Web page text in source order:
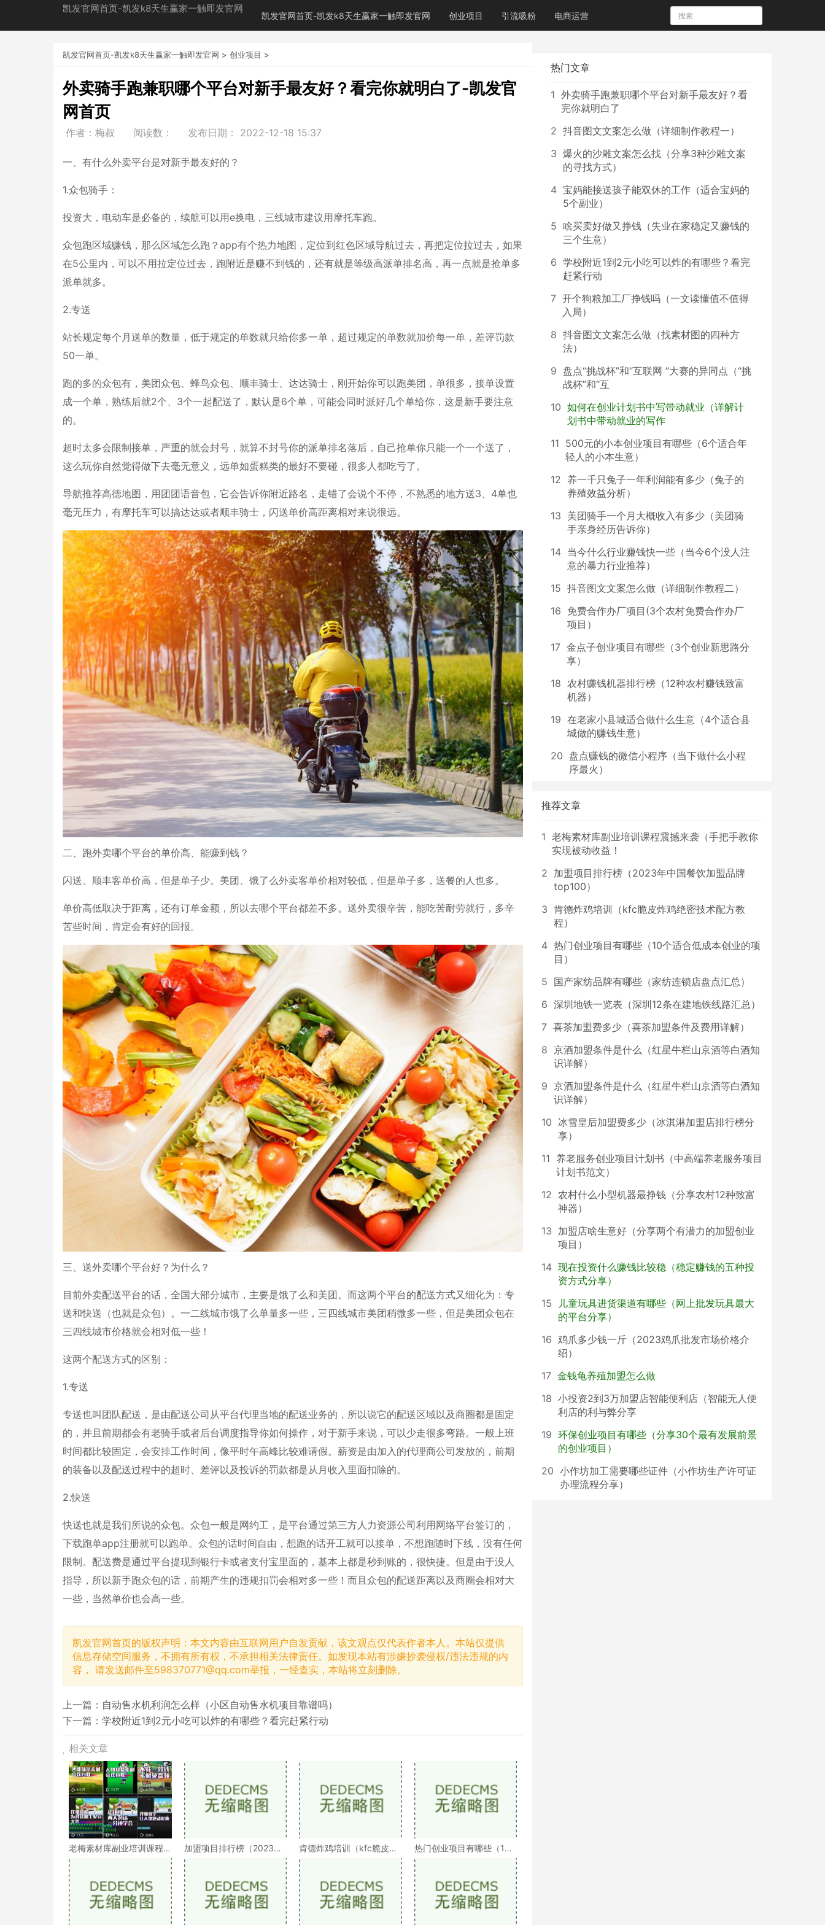
凯发官网首页-凯发k8天生赢家一触即发官网
凯发官网首页-凯发k8天生赢家一触即发官网 创业项目 引流吸粉 电商运营
凯发官网首页-凯发k8天生赢家一触即发官网 > 创业项目 >
外卖骑手跑兼职哪个平台对新手最友好？看完你就明白了-凯发官
网首页
作者：梅叔 阅读数： 发布日期： 2022-12-18 15:37
一、有什么外卖平台是对新手最友好的？
1.众包骑手：
投资大，电动车是必备的，续航可以用e换电，三线城市建议用摩托车跑。
众包跑区域赚钱，那么区域怎么跑？app有个热力地图，定位到红色区域导航过去，再把定位拉过去，如果
在5公里内，可以不用拉定位过去，跑附近是赚不到钱的，还有就是等级高派单排名高，再一点就是抢单多
派单就多。
2.专送
站长规定每个月送单的数量，低于规定的单数就只给你多一单，超过规定的单数就加价每一单，差评罚款
50一单。
跑的多的众包有，美团众包、蜂鸟众包、顺丰骑士、达达骑士，刚开始你可以跑美团，单很多，接单设置
成一个单，熟练后就2个、3个一起配送了，默认是6个单，可能会同时派好几个单给你，这是新手要注意
的。
超时太多会限制接单，严重的就会封号，就算不封号你的派单排名落后，自己抢单你只能一个一个送了，
这么玩你自然觉得做下去毫无意义，远单如蛋糕类的最好不要碰，很多人都吃亏了。
导航推荐高德地图，用团团语音包，它会告诉你附近路名，走错了会说个不停，不熟悉的地方送3、4单也
毫无压力，有摩托车可以搞达达或者顺丰骑士，闪送单价高距离相对来说很远。
二、跑外卖哪个平台的单价高、能赚到钱？
闪送、顺丰客单价高，但是单子少。美团、饿了么外卖客单价相对较低，但是单子多，送餐的人也多。
单价高低取决于距离，还有订单金额，所以去哪个平台都差不多。送外卖很辛苦，能吃苦耐劳就行，多辛
苦些时间，肯定会有好的回报。
三、送外卖哪个平台好？为什么？
目前外卖配送平台的话，全国大部分城市，主要是饿了么和美团。而这两个平台的配送方式又细化为：专
送和快送（也就是众包）。一二线城市饿了么单量多一些，三四线城市美团稍微多一些，但是美团众包在
三四线城市价格就会相对低一些！
这两个配送方式的区别：
1.专送
专送也叫团队配送，是由配送公司从平台代理当地的配送业务的，所以说它的配送区域以及商圈都是固定
的，并且前期都会有老骑手或者后台调度指导你如何操作，对于新手来说，可以少走很多弯路。一般上班
时间都比较固定，会安排工作时间，像平时午高峰比较难请假。薪资是由加入的代理商公司发放的，前期
的装备以及配送过程中的超时、差评以及投诉的罚款都是从月收入里面扣除的。
2.快送
快送也就是我们所说的众包。众包一般是网约工，是平台通过第三方人力资源公司利用网络平台签订的，
下载跑单app注册就可以跑单。众包的话时间自由，想跑的话开工就可以接单，不想跑随时下线，没有任何
限制。配送费是通过平台提现到银行卡或者支付宝里面的，基本上都是秒到账的，很快捷。但是由于没人
指导，所以新手跑众包的话，前期产生的违规扣罚会相对多一些！而且众包的配送距离以及商圈会相对大
一些，当然单价也会高一些。
凯发官网首页的版权声明：本文内容由互联网用户自发贡献，该文观点仅代表作者本人。本站仅提供
信息存储空间服务，不拥有所有权，不承担相关法律责任。如发现本站有涉嫌抄袭侵权/违法违规的内
容， 请发送邮件至598370771@qq.com举报，一经查实，本站将立刻删除。
上一篇： 自动售水机利润怎么样（小区自动售水机项目靠谱吗）
下一篇： 学校附近1到2元小吃可以炸的有哪些？看完赶紧行动
相关文章
老梅素材库副业培训课程
震撼来袭（手把手教你
加盟项目排行榜（2023年
中国餐饮加盟品牌
top100）
肯德炸鸡培训（kfc脆皮炸
鸡绝密技术配方教程）
热门创业项目有哪些（10
个适合低成本创业的项目
热门文章
1 外卖骑手跑兼职哪个平台对新手最友好？看
完你就明白了
2 抖音图文文案怎么做（详细制作教程一）
3 爆火的沙雕文案怎么找（分享3种沙雕文案
的寻找方式）
4 宝妈能接送孩子能双休的工作（适合宝妈的
5个副业）
5 啥买卖好做又挣钱（失业在家稳定又赚钱的
三个生意）
6 学校附近1到2元小吃可以炸的有哪些？看完
赶紧行动
7 开个狗粮加工厂挣钱吗（一文读懂值不值得
入局）
8 抖音图文文案怎么做（找素材图的四种方
法）
9 盘点“挑战杯”和“互联网 ”大赛的异同点（“挑
战杯”和“互
10 如何在创业计划书中写带动就业（详解计
划书中带动就业的写作
11 500元的小本创业项目有哪些（6个适合年
轻人的小本生意）
12 养一千只兔子一年利润能有多少（兔子的
养殖效益分析）
13 美团骑手一个月大概收入有多少（美团骑
手亲身经历告诉你）
14 当今什么行业赚钱快一些（当今6个没人注
意的暴力行业推荐）
15 抖音图文文案怎么做（详细制作教程二）
16 免费合作办厂项目(3个农村免费合作办厂
项目）
17 金点子创业项目有哪些（3个创业新思路分
享）
18 农村赚钱机器排行榜（12种农村赚钱致富
机器）
19 在老家小县城适合做什么生意（4个适合县
城做的赚钱生意）
20 盘点赚钱的微信小程序（当下做什么小程
序最火）
推荐文章
1 老梅素材库副业培训课程震撼来袭（手把手教你
实现被动收益！
2 加盟项目排行榜（2023年中国餐饮加盟品牌
top100）
3 肯德炸鸡培训（kfc脆皮炸鸡绝密技术配方教
程）
4 热门创业项目有哪些（10个适合低成本创业的项
目）
5 国产家纺品牌有哪些（家纺连锁店盘点汇总）
6 深圳地铁一览表（深圳12条在建地铁线路汇总）
7 喜茶加盟费多少（喜茶加盟条件及费用详解）
8 京酒加盟条件是什么（红星牛栏山京酒等白酒知
识详解）
9 京酒加盟条件是什么（红星牛栏山京酒等白酒知
识详解）
10 冰雪皇后加盟费多少（冰淇淋加盟店排行榜分
享）
11 养老服务创业项目计划书（中高端养老服务项目
计划书范文）
12 农村什么小型机器最挣钱（分享农村12种致富
神器）
13 加盟店啥生意好（分享两个有潜力的加盟创业
项目）
14 现在投资什么赚钱比较稳（稳定赚钱的五种投
资方式分享）
15
儿童玩具进货渠道有哪些（网上批发玩具最大
的平台分享）
16 鸡爪多少钱一斤（2023鸡爪批发市场价格介
绍）
17 金钱龟养殖加盟怎么做
18 小投资2到3万加盟店智能便利店（智能无人便
利店的利与弊分享
19 环保创业项目有哪些（分享30个最有发展前景
的创业项目）
20 小作坊加工需要哪些证件（小作坊生产许可证
办理流程分享）